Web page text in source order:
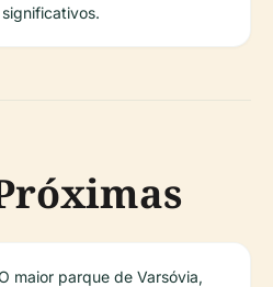
maior parque de Varsóvia,